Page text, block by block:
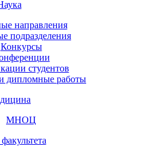
направления
подразделения
Конкурсы
студентов
дипломные работы
МНОЦ